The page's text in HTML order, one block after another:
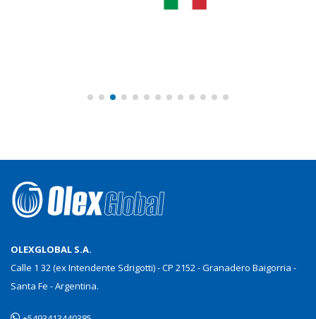
OLEXGLOBAL S.A.
Calle 1 32 (ex Intendente Sdrigotti) - CP 2152 - Granadero Baigorria -
Santa Fe - Argentina.